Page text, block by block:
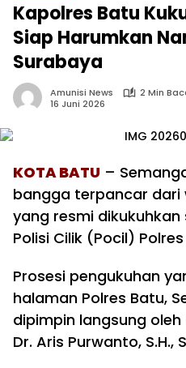
Kapolres Batu
Siap Harumkan
Surabaya
Amunisi News
2 Min
16 Juni 2026
KOTA BATU –
bangga terpancar dari
yang resmi
Polisi Cilik (Pocil)
Prosesi pengukuhan
halaman Polres Batu,
dipimpin langsung oleh
Dr. Aris Purwanto, S.H.,